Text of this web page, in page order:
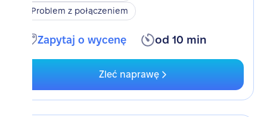
Problem z połączeniem
Zapytaj o wycenę od 10 min
Zleć naprawę